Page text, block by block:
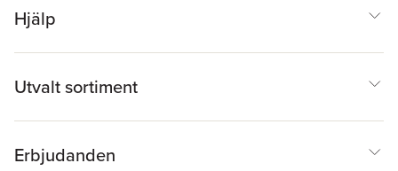
Hjälp
Utvalt sortiment
Erbjudanden